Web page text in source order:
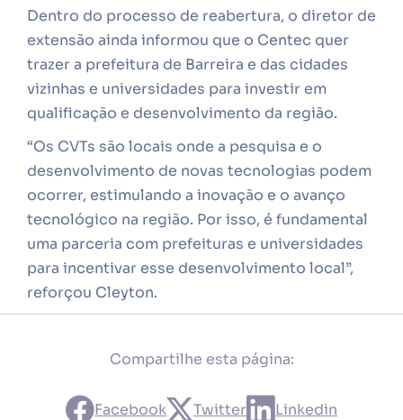
Dentro do processo de reabertura, o diretor de
extensão ainda informou que o Centec quer
trazer a prefeitura de Barreira e das cidades
vizinhas e universidades para investir em
qualificação e desenvolvimento da região.
“Os CVTs são locais onde a pesquisa e o
desenvolvimento de novas tecnologias podem
ocorrer, estimulando a inovação e o avanço
tecnológico na região. Por isso, é fundamental
uma parceria com prefeituras e universidades
para incentivar esse desenvolvimento local”,
reforçou Cleyton.
Compartilhe esta página:
Facebook Twitter
Linkedin